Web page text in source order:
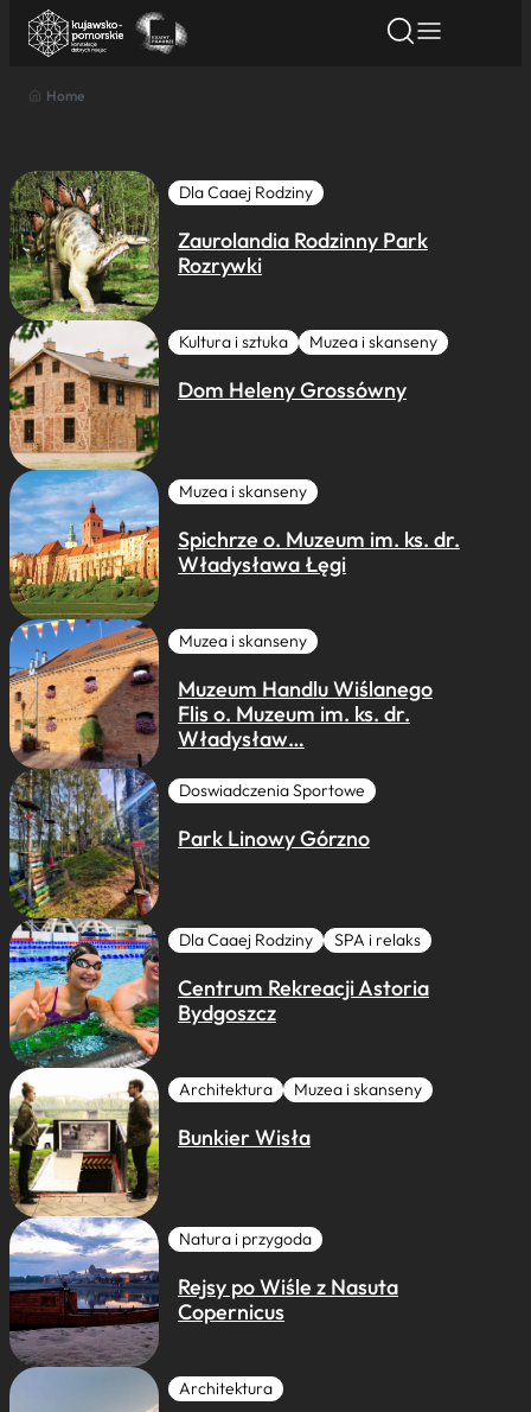
Nazwa atrakcji
Miasto
Kategoria
Home
Dla Caaej Rodziny
Zaurolandia Rodzinny Park
Rozrywki
Kultura i sztuka Muzea i skanseny
Dom Heleny Grossówny
Muzea i skanseny
Spichrze o. Muzeum im. ks. dr.
Władysława Łęgi
Muzea i skanseny
Muzeum Handlu Wiślanego
Flis o. Muzeum im. ks. dr.
Władysław…
Doswiadczenia Sportowe
Park Linowy Górzno
Dla Caaej Rodziny SPA i relaks
Centrum Rekreacji Astoria
Bydgoszcz
Architektura Muzea i skanseny
Bunkier Wisła
Natura i przygoda
Rejsy po Wiśle z Nasuta
Copernicus
Architektura